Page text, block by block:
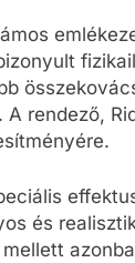
rendező,
és